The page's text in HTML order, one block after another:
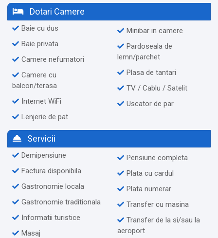
Dotari Camere
Baie cu dus
Baie privata
Camere nefumatori
Camere cu
balcon/terasa
Internet WiFi
Lenjerie de pat
Minibar in camere
Pardoseala de
lemn/parchet
Plasa de tantari
TV / Cablu / Satelit
Uscator de par
Servicii
Demipensiune
Factura disponibila
Gastronomie locala
Gastronomie traditionala
Informatii turistice
Masaj
Pensiune completa
Plata cu cardul
Plata numerar
Transfer cu masina
Transfer de la si/sau la
aeroport